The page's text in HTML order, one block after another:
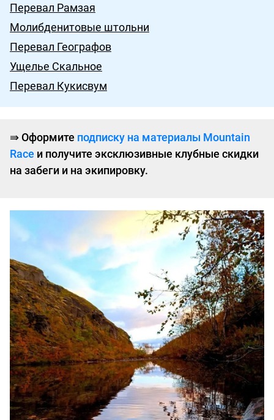
Перевал Рамзая
Молибденитовые штольни
Перевал Географов
Ущелье Скальное
Перевал Кукисвум
⇛Оформите подписку на материалы Mountain
Race и получите эксклюзивные клубные скидки
на забеги и на экипировку.